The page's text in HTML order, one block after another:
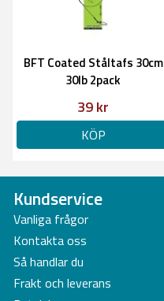
BFT Coated Ståltafs 30cm
30lb 2pack
39 kr
KÖP
Kundservice
Vanliga frågor
Kontakta oss
Så handlar du
Frakt och leverans